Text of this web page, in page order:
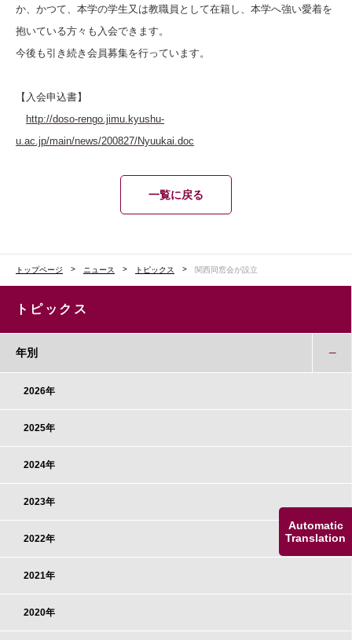
Automatic
Translation
か、かつて、本学の学生又は教職員として在籍し、本学へ強い愛着を
抱いている方々も入会できます。
今後も引き続き会員募集を行っています。
【入会申込書】
http://doso-rengo.jimu.kyushu-
u.ac.jp/main/news/200827/Nyuukai.doc
一覧に戻る
トップページ ニュース トピックス 関西同窓会が設立
トピックス
年別
2026年
2025年
2024年
2023年
2022年
2021年
2020年